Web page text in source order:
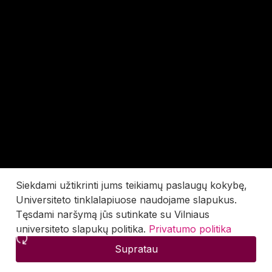
Siekdami užtikrinti jums teikiamų paslaugų kokybę,
Universiteto tinklalapiuose naudojame slapukus.
Tęsdami naršymą jūs sutinkate su Vilniaus
universiteto slapukų politika. Privatumo politika
Supratau